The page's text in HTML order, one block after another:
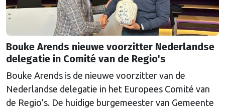
Bouke Arends nieuwe voorzitter Nederlandse
delegatie in Comité van de Regio's
Bouke Arends is de nieuwe voorzitter van de
Nederlandse delegatie in het Europees Comité van
de Regio’s. De huidige burgemeester van Gemeente